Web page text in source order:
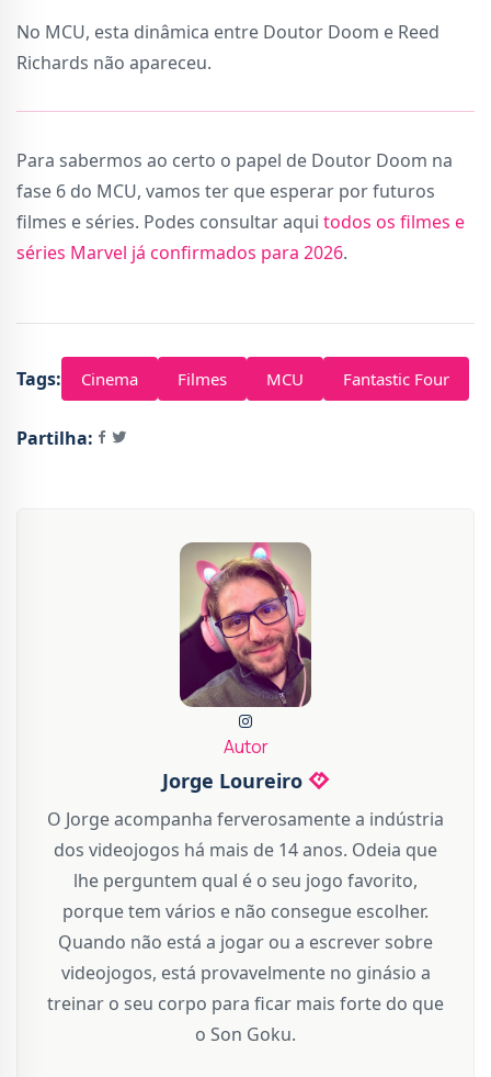
No MCU, esta dinâmica entre Doutor Doom e Reed
Richards não apareceu.
Para sabermos ao certo o papel de Doutor Doom na
fase 6 do MCU, vamos ter que esperar por futuros
filmes e séries. Podes consultar aqui todos os filmes e
séries Marvel já confirmados para 2026.
Tags: Cinema Filmes MCU Fantastic Four
Partilha:
Autor
Jorge Loureiro
O Jorge acompanha ferverosamente a indústria
dos videojogos há mais de 14 anos. Odeia que
lhe perguntem qual é o seu jogo favorito,
porque tem vários e não consegue escolher.
Quando não está a jogar ou a escrever sobre
videojogos, está provavelmente no ginásio a
treinar o seu corpo para ficar mais forte do que
o Son Goku.